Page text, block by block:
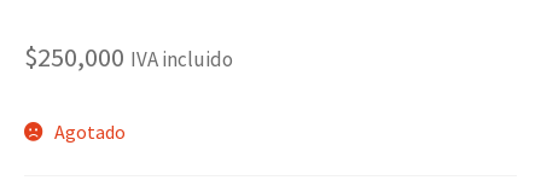
$250,000 IVA incluido
Agotado